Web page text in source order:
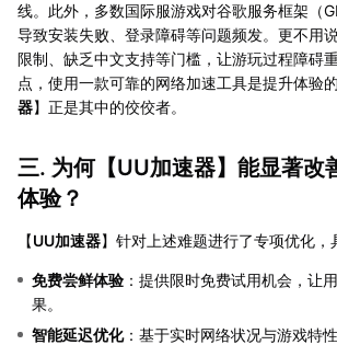
线。此外，多数国际服游戏对谷歌服务框架（
导致安装失败、登录障碍等问题频发。更不用
限制、缺乏中文支持等门槛，让游玩过程障碍
点，使用一款可靠的网络加速工具是提升体验
器】正是其中的佼佼者。
三. 为何【UU加速器】能显著改
体验？
【UU加速器】针对上述难题进行了专项优化，
免费尝鲜体验 ：提供限时免费试用机会，让
果。
智能延迟优化：基于实时网络状况与游戏特